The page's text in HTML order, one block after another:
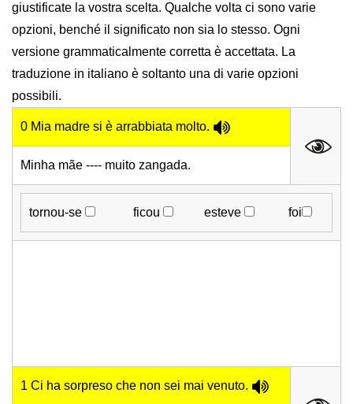
giustificate la vostra scelta. Qualche volta ci sono varie
opzioni, benché il significato non sia lo stesso. Ogni
versione grammaticalmente corretta è accettata. La
traduzione in italiano è soltanto una di varie opzioni
possibili.
0 Mia madre si è arrabbiata molto.
Minha mãe ---- muito zangada.
tornou-se ficou esteve foi
1 Ci ha sorpreso che non sei mai venuto.